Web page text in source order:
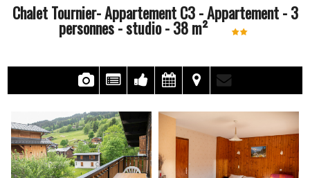
Chalet Tournier- Appartement C3- Appartement - 3
personnes- studio-38m²